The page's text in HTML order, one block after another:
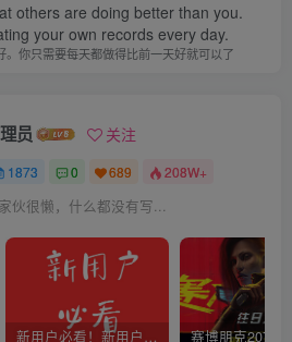
others are doing better than you.
your own records every day.
。你只需要每天都做得比前一天好就可以了
员 关注
1873 0 689 208W+
伙很懒，什么都没有写...
新用户必看！新用户必看！新用户必看！！！